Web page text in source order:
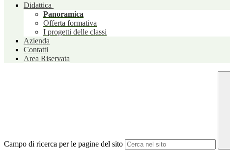
Didattica
Panoramica
Offerta formativa
I progetti delle classi
Azienda
Contatti
Area Riservata
Campo di ricerca per le pagine del sito